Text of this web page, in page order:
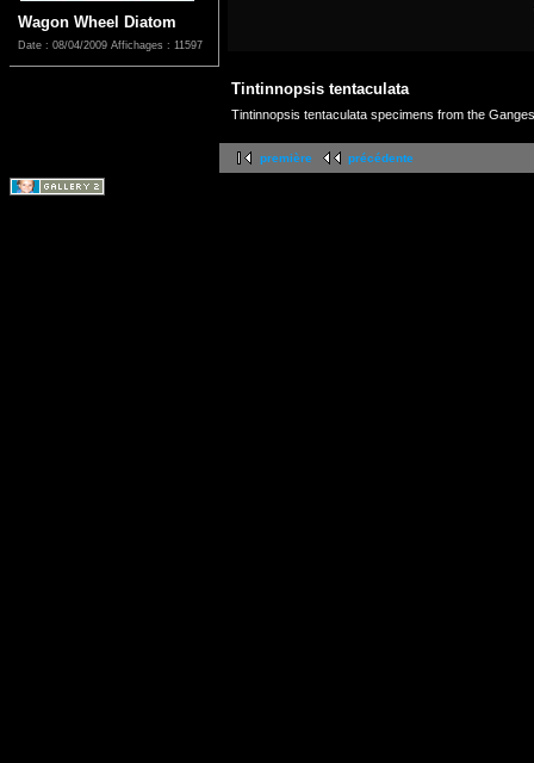
Wagon Wheel Diatom
Date : 08/04/2009 Affichages : 11597
Tintinnopsis tentaculata
Tintinnopsis tentaculata specimens from the
première précédente